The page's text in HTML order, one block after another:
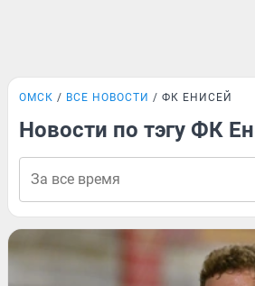
ОМСК ВСЕ НОВОСТИ ФК ЕНИСЕЙ
Новости по тэгу ФК